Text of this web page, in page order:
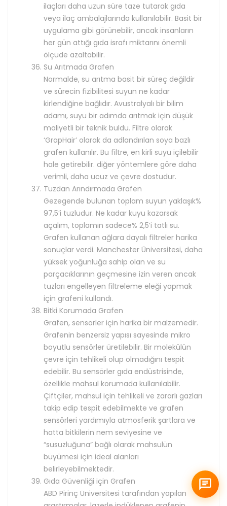
ilaçları daha uzun süre taze tutarak gıda
veya ilaç ambalajlarında kullanılabilir. Basit bir
uygulama gibi görünebilir, ancak insanların
her gün attığı gıda israfı miktarını önemli
ölçüde azaltabilir.
Su Arıtmada Grafen
Normalde, su arıtma basit bir süreç değildir
ve sürecin fizibilitesi suyun ne kadar
kirlendiğine bağlıdır. Avustralyalı bir bilim
adamı, suyu bir adımda arıtmak için düşük
maliyetli bir teknik buldu. Filtre olarak
‘GrapHair’ olarak da adlandırılan soya bazlı
grafen kullanılır. Bu filtre, en kirli suyu içilebilir
hale getirebilir. diğer yöntemlere göre daha
verimli, daha ucuz ve çevre dostudur.
Tuzdan Arındırmada Grafen
Gezegende bulunan toplam suyun yaklaşık%
97,5’i tuzludur. Ne kadar kuyu kazarsak
açalım, toplamın sadece% 2,5’i tatlı su.
Grafen kullanan ağlara dayalı filtreler harika
sonuçlar verdi. Manchester Üniversitesi, daha
yüksek yoğunluğa sahip olan ve su
parçacıklarının geçmesine izin veren ancak
tuzları engelleyen filtreleme eleği yapmak
için grafeni kullandı.
Bitki Korumada Grafen
Grafen, sensörler için harika bir malzemedir.
Grafenin benzersiz yapısı sayesinde mikro
boyutlu sensörler üretilebilir. Bir molekülün
çevre için tehlikeli olup olmadığını tespit
edebilir. Bu sensörler gıda endüstrisinde,
özellikle mahsul korumada kullanılabilir.
Çiftçiler, mahsul için tehlikeli ve zararlı gazları
takip edip tespit edebilmekte ve grafen
sensörleri yardımıyla atmosferik şartlara ve
hatta bitkilerin nem seviyesine ve
“susuzluğuna” bağlı olarak mahsulün
büyümesi için ideal alanları
belirleyebilmektedir.
Gıda Güvenliği için Grafen
ABD Pirinç Üniversitesi tarafından yapılan